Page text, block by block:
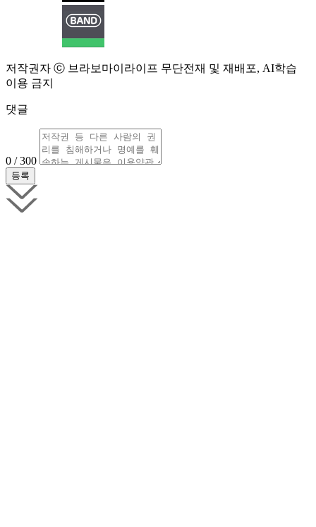
저작권자 ⓒ 브라보마이라이프 무단전재 및 재배포, AI학습
이용 금지
댓글
0 / 300